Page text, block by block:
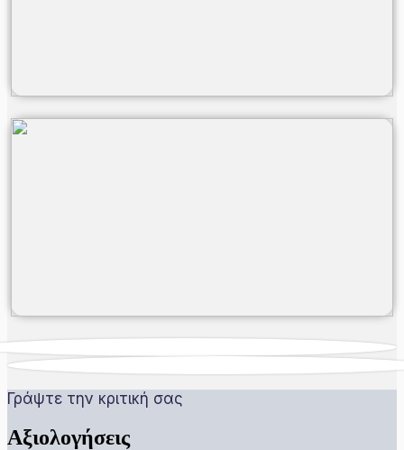
Γράψτε την κριτική σας
Αξιολογήσεις